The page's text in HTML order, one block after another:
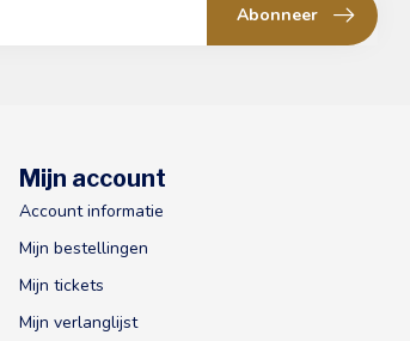
Abonneer
Mijn account
Account informatie
Mijn bestellingen
Mijn tickets
Mijn verlanglijst